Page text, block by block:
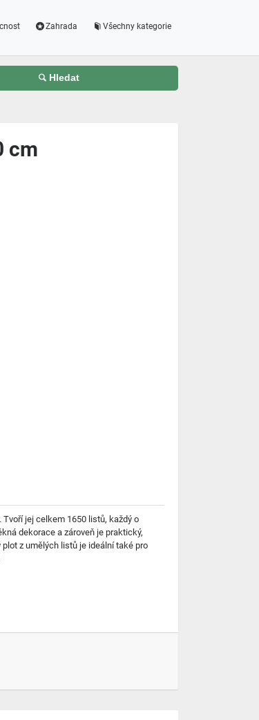
Zahrada Všechny kategorie
Hledat
cm
Tvoří jej celkem 1650 listů, každý o
dekorace a zároveň je praktický,
z umělých listů je ideální také pro